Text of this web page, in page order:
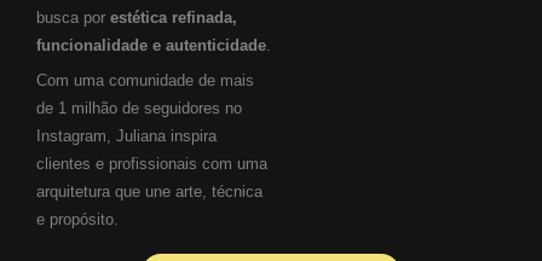
busca por estética refinada,
funcionalidade e autenticidade
Com uma comunidade de mais
de 1 milhão de seguidores no
Instagram, Juliana inspira
clientes e profissionais com uma
arquitetura que une arte, técnica
e propósito.